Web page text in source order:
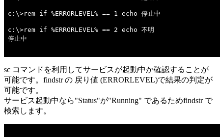
c:\>rem if %ERRORLEVEL% == 1 echo 停止中
c:\>rem if %ERRORLEVEL% == 2 echo 不明
停止中
sc コマンドを利用してサービスが起動中か確認することが
可能です。findstr の 戻り値 (ERRORLEVEL)で結果の判定が
可能です。
サービス起動中なら"Status"が"Running" であるためfindstr で
検索します。